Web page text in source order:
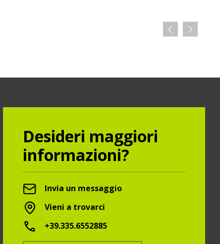
Desideri maggiori
informazioni?
Invia un messaggio
Vieni a trovarci
+39.335.6552885